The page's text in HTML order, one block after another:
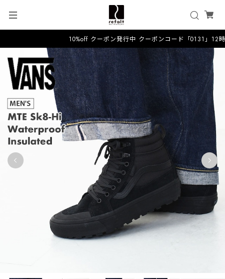
10%off クーポン発行中 クーポンコード「0131」12